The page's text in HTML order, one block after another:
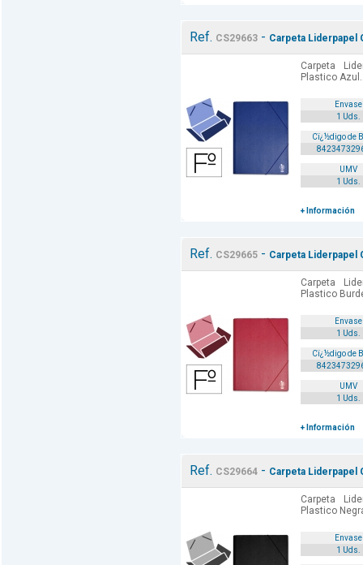
Ref. CS29663- Carpeta Liderpapel
Carpeta
Plastico Azul.
Envase
1 Uds.
Cï¿½digo de
UMV
1 Uds.
+ Información
Ref. CS29665- Carpeta Liderpapel
Carpeta
Plastico
Envase
1 Uds.
Cï¿½digo de
UMV
1 Uds.
+ Información
Ref. CS29664- Carpeta Liderpapel
Carpeta
Plastico
Envase
1 Uds.